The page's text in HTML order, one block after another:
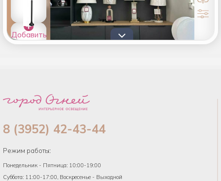
Добавить
товары в
8 (3952) 42-43-44
Режим работы:
Понедельник - Пятница: 10:00-19:00
Суббота: 11:00-17:00, Воскресенье - Выходной